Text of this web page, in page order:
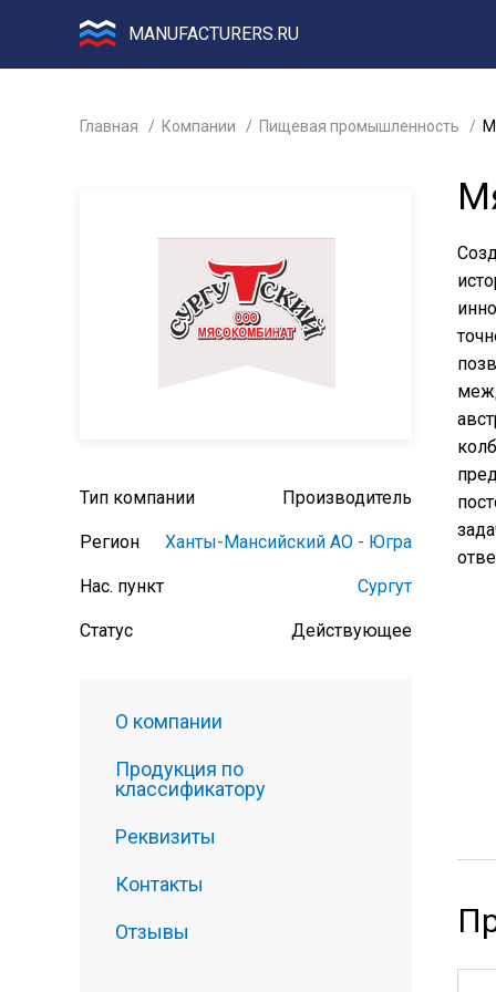
MANUFACTURERS.RU
Главная Компании Пищевая промышленность
Тип компании Производитель
Регион Ханты-Мансийский АО - Югра
Нас. пункт Сургут
Статус Действующее
О компании
Продукция по
классификатору
Реквизиты
Контакты
Отзывы